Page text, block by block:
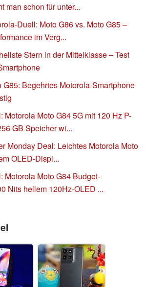
man schon für unter...
Duell: Moto G86 vs. Moto G85 –
im Verg...
Stern in der Mittelklasse – Test
G85: Begehrtes Motorola-Smartphone
Motorola Moto G84 5G mit 120 Hz P-
GB Speicher wi...
Monday Deal: Leichtes Motorola Moto
OLED-Displ...
Motorola Moto G84 Budget-
Nits hellem 120Hz-OLED ...